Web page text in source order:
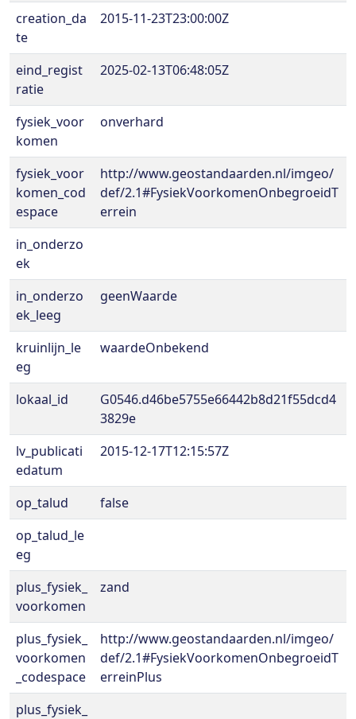
creation_da
te
2015-11-23T23:00:00Z
eind_regist
ratie
2025-02-13T06:48:05Z
fysiek_voor
komen
onverhard
fysiek_voor
komen_cod
espace
http://www.geostandaarden.nl/imgeo/
def/2.1#FysiekVoorkomenOnbegroeidT
errein
in_onderzo
ek
in_onderzo
ek_leeg
geenWaarde
kruinlijn_le
eg
waardeOnbekend
lokaal_id
G0546.d46be5755e66442b8d21f55dcd4
3829e
lv_publicati
edatum
2015-12-17T12:15:57Z
op_talud
false
op_talud_le
eg
plus_fysiek_
voorkomen
zand
plus_fysiek_
voorkomen
_codespace
http://www.geostandaarden.nl/imgeo/
def/2.1#FysiekVoorkomenOnbegroeidT
erreinPlus
plus_fysiek_